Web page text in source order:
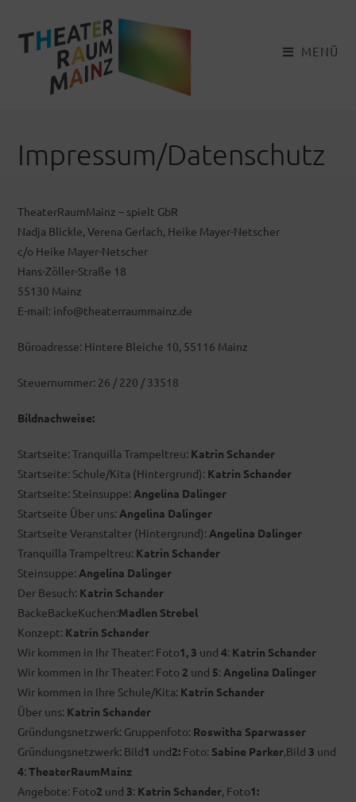
springen
MENÜ
Impressum/Datenschutz
TheaterRaumMainz – spielt GbR
Nadja Blickle, Verena Gerlach, Heike Mayer-Netscher
c/o Heike Mayer-Netscher
Hans-Zöller-Straße 18
55130 Mainz
E-mail: info@theaterraummainz.de
Büroadresse: Hintere Bleiche 10, 55116 Mainz
Steuernummer: 26 / 220 / 33518
Bildnachweise:
Startseite: Tranquilla Trampeltreu: Katrin Schander
Startseite: Schule/Kita (Hintergrund): Katrin Schander
Startseite: Steinsuppe: Angelina Dalinger
Startseite Über uns: Angelina Dalinger
Startseite Veranstalter (Hintergrund): Angelina Dalinger
Tranquilla Trampeltreu: Katrin Schander
Steinsuppe: Angelina Dalinger
Der Besuch: Katrin Schander
BackeBackeKuchen:Madlen Strebel
Konzept: Katrin Schander
Wir kommen in Ihr Theater: Foto1, 3 und4: Katrin Schander
Wir kommen in Ihr Theater: Foto 2 und 5: Angelina Dalinger
Wir kommen in Ihre Schule/Kita: Katrin Schander
Über uns: Katrin Schander
Gründungsnetzwerk: Gruppenfoto: Roswitha Sparwasser
Gründungsnetzwerk: Bild1 und2: Foto: Sabine Parker,Bild 3 und
4:TheaterRaumMainz
Angebote: Foto2 und 3: Katrin Schander, Foto1: